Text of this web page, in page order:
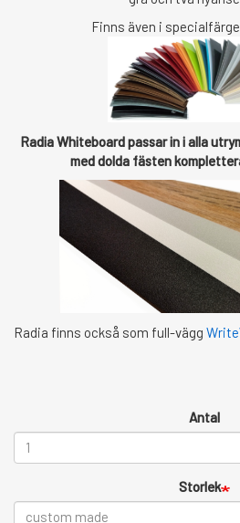
Finns även i
Radia Whiteboard passar in i alla
med dolda fästen
Radia finns också som full-vägg
Antal
Storlek